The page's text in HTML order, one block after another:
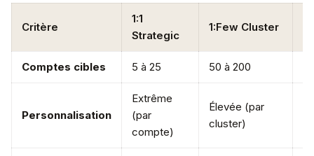
Critère
1:1
Strategic
1:Few Cluster
Comptes cibles 5 à 25 50 à 200
Personnalisation
Extrême
(par
compte)
Élevée (par
cluster)